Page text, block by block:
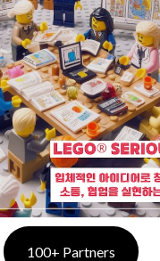
100+ Partners